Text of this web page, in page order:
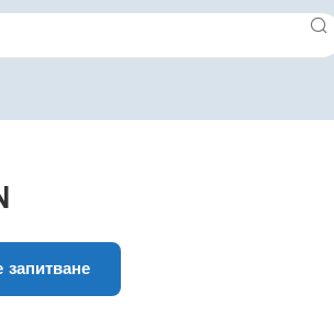
запитване